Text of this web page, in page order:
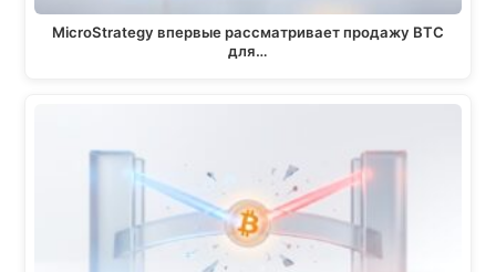
MicroStrategy впервые рассматривает продажу BTC
для…